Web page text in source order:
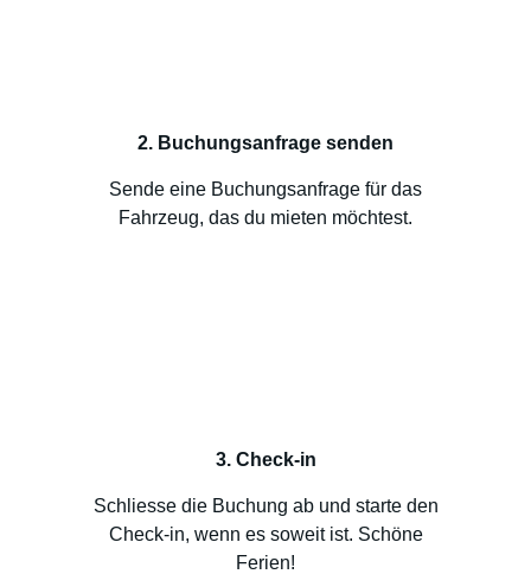
2. Buchungsanfrage senden
Sende eine Buchungsanfrage für das
Fahrzeug, das du mieten möchtest.
3. Check-in
Schliesse die Buchung ab und starte den
Check-in, wenn es soweit ist. Schöne
Ferien!